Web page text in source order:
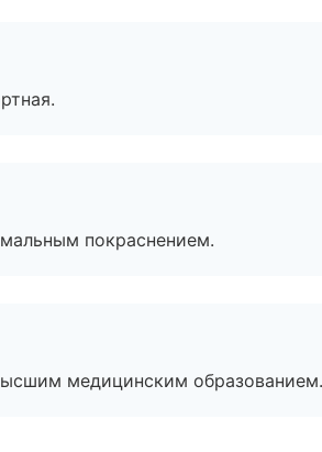
покраснением.
медицинским образованием.